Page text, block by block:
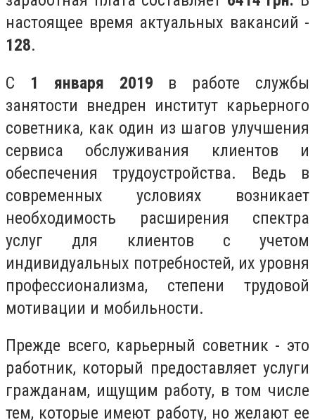
настоящее время актуальных вакансий -
128.
С 1 января 2019 в работе службы
занятости внедрен институт карьерного
советника, как один из шагов улучшения
сервиса обслуживания клиентов и
обеспечения трудоустройства. Ведь в
современных условиях возникает
необходимость расширения спектра
услуг для клиентов с учетом
индивидуальных потребностей, их уровня
профессионализма, степени трудовой
мотивации и мобильности.
Прежде всего, карьерный советник - это
работник, который предоставляет услуги
гражданам, ищущим работу, в том числе
тем, которые имеют работу, но желают ее